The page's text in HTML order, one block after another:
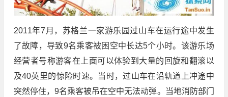
2011年7月，苏格兰一家游乐园过山车在运行途中发生
了故障，导致9名乘客被困空中长达5个小时。该游乐场
经营者号称游客在上面可以体验到大量的回旋和翻滚以
及40英里的惊险时速。当时，过山车在沿轨道上冲途中
突然停住，9名乘客被吊在空中无法动弹。当地消防部门